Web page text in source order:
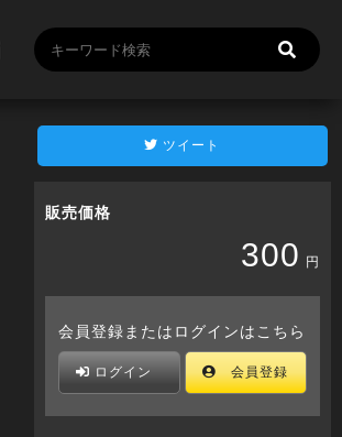
ツイート
販売価格
300 円
会員登録またはログインはこちら
ログイン 会員登録